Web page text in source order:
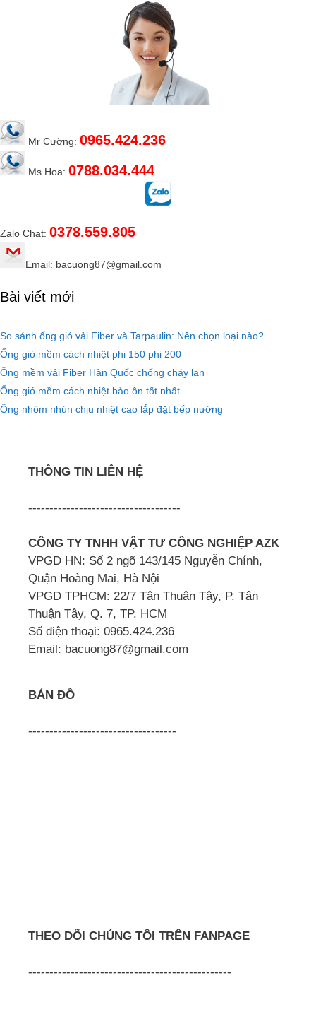
Mr Cường: 0965.424.236
Ms Hoa: 0788.034.444
Zalo Chat: 0378.559.805
Email: bacuong87@gmail.com
Bài viết mới
So sánh ống gió vải Fiber và Tarpaulin: Nên chọn loại nào?
Ống gió mềm cách nhiệt phi 150 phi 200
Ống mềm vải Fiber Hàn Quốc chống cháy lan
Ống gió mềm cách nhiệt bảo ôn tốt nhất
Ống nhôm nhún chịu nhiệt cao lắp đặt bếp nướng
THÔNG TIN LIÊN HỆ
------------------------------------
CÔNG TY TNHH VẬT TƯ CÔNG NGHIỆP AZK
VPGD HN: Số 2 ngõ 143/145 Nguyễn Chính,
Quận Hoàng Mai, Hà Nội
VPGD TPHCM: 22/7 Tân Thuận Tây, P. Tân
Thuận Tây, Q. 7, TP. HCM
Số điện thoại: 0965.424.236
Email: bacuong87@gmail.com
BẢN ĐỒ
-----------------------------------
THEO DÕI CHÚNG TÔI TRÊN FANPAGE
------------------------------------------------